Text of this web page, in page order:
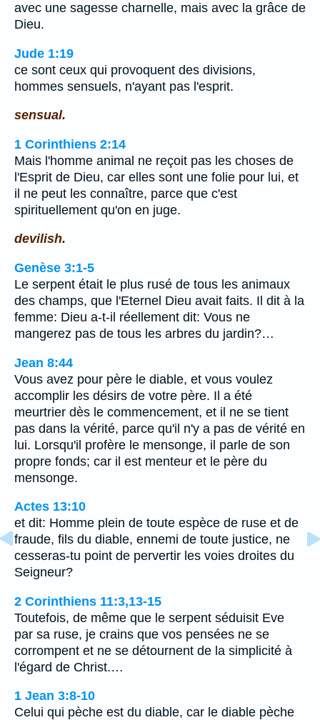
avec une sagesse charnelle, mais avec la grâce de
Dieu.
Jude 1:19
ce sont ceux qui provoquent des divisions,
hommes sensuels, n'ayant pas l'esprit.
sensual.
1 Corinthiens 2:14
Mais l'homme animal ne reçoit pas les choses de
l'Esprit de Dieu, car elles sont une folie pour lui, et
il ne peut les connaître, parce que c'est
spirituellement qu'on en juge.
devilish.
Genèse 3:1-5
Le serpent était le plus rusé de tous les animaux
des champs, que l'Eternel Dieu avait faits. Il dit à la
femme: Dieu a-t-il réellement dit: Vous ne
mangerez pas de tous les arbres du jardin?…
Jean 8:44
Vous avez pour père le diable, et vous voulez
accomplir les désirs de votre père. Il a été
meurtrier dès le commencement, et il ne se tient
pas dans la vérité, parce qu'il n'y a pas de vérité en
lui. Lorsqu'il profère le mensonge, il parle de son
propre fonds; car il est menteur et le père du
mensonge.
Actes 13:10
et dit: Homme plein de toute espèce de ruse et de
fraude, fils du diable, ennemi de toute justice, ne
cesseras-tu point de pervertir les voies droites du
Seigneur?
2 Corinthiens 11:3,13-15
Toutefois, de même que le serpent séduisit Eve
par sa ruse, je crains que vos pensées ne se
corrompent et ne se détournent de la simplicité à
l'égard de Christ.…
1 Jean 3:8-10
Celui qui pèche est du diable, car le diable pèche